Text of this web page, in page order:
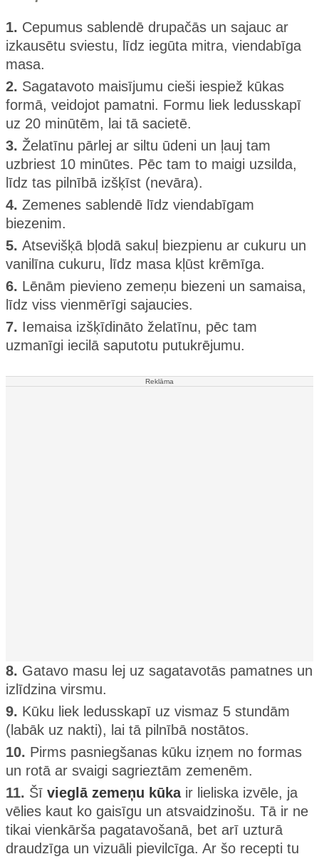
1. Cepumus sablendē drupačās un sajauc ar
izkausētu sviestu, līdz iegūta mitra, viendabīga
masa.
2. Sagatavoto maisījumu cieši iespiež kūkas
formā, veidojot pamatni. Formu liek ledusskapī
uz 20 minūtēm, lai tā sacietē.
3. Želatīnu pārlej ar siltu ūdeni un ļauj tam
uzbriest 10 minūtes. Pēc tam to maigi uzsilda,
līdz tas pilnībā izšķīst (nevāra).
4. Zemenes sablendē līdz viendabīgam
biezenim.
5. Atsevišķā bļodā sakuļ biezpienu ar cukuru un
vanilīna cukuru, līdz masa kļūst krēmīga.
6. Lēnām pievieno zemeņu biezeni un samaisa,
līdz viss vienmērīgi sajaucies.
7. Iemaisa izšķīdināto želatīnu, pēc tam
uzmanīgi iecilā saputotu putukrējumu.
Reklāma
8. Gatavo masu lej uz sagatavotās pamatnes un
izlīdzina virsmu.
9. Kūku liek ledusskapī uz vismaz 5 stundām
(labāk uz nakti), lai tā pilnībā nostātos.
10. Pirms pasniegšanas kūku izņem no formas
un rotā ar svaigi sagrieztām zemenēm.
11. Šī vieglā zemeņu kūkair lieliska izvēle, ja
vēlies kaut ko gaisīgu un atsvaidzinošu. Tā ir ne
tikai vienkārša pagatavošanā, bet arī uzturā
draudzīga un vizuāli pievilcīga. Ar šo recepti tu